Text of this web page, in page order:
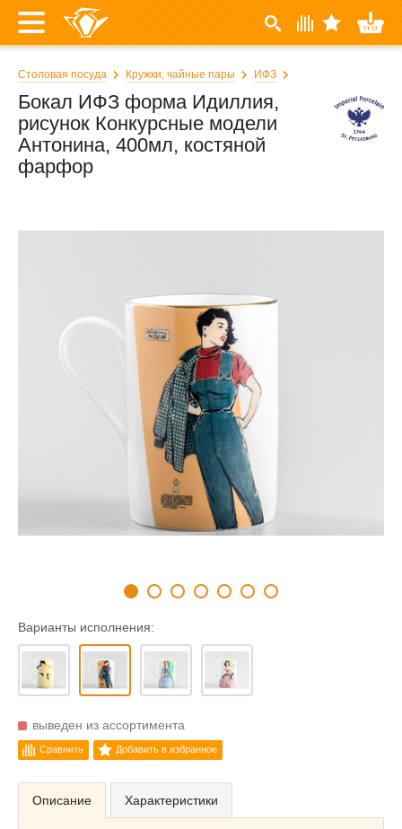
Столовая посуда Кружки, чайные пары ИФЗ
Бокал ИФЗ форма Идиллия,
рисунок Конкурсные модели
Антонина, 400мл, костяной
фарфор
Варианты исполнения:
выведен из ассортимента
Сравнить Добавить в избранное
Описание Характеристики